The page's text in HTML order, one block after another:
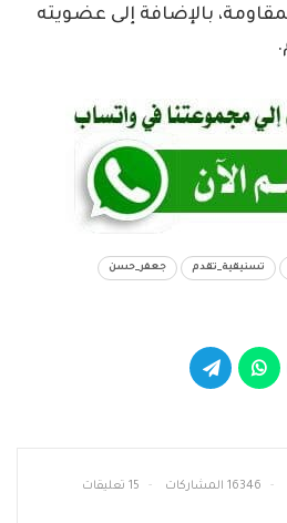
بالإضافة إلى عضويته
تسنيقية_تقدم جعفر_حسن
16346 المشاركات 15 تعليقات